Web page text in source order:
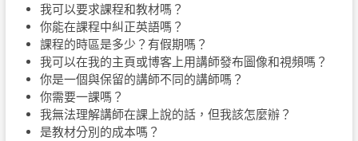
我可以要求課程和教材嗎？
你能在課程中糾正英語嗎？
課程的時區是多少？有假期嗎？
我可以在我的主頁或博客上用講師發布圖像和視頻嗎？
你是一個與保留的講師不同的講師嗎？
你需要一課嗎？
我無法理解講師在課上說的話，但我該怎麼辦？
是教材分別的成本嗎？